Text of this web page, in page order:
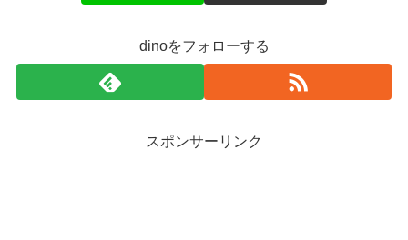
dinoをフォローする
スポンサーリンク